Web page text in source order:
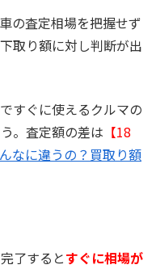
の査定相場を把握せず
取り額に対し判断が出
すぐに使えるクルマの
。査定額の差は 【18
なに違うの？買取り額
了するとすぐに相場が